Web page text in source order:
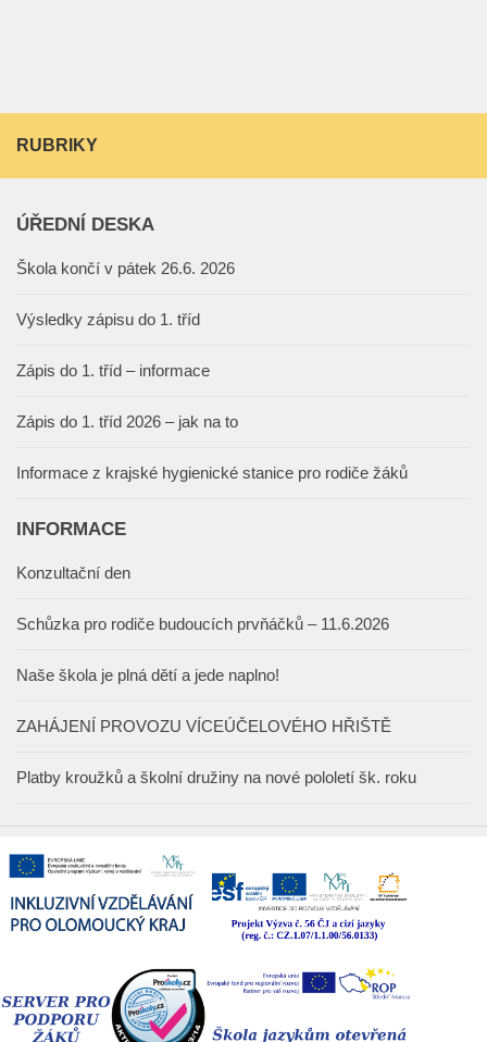
RUBRIKY
ÚŘEDNÍ DESKA
Škola končí v pátek 26.6. 2026
Výsledky zápisu do 1. tříd
Zápis do 1. tříd – informace
Zápis do 1. tříd 2026 – jak na to
Informace z krajské hygienické stanice pro rodiče žáků
INFORMACE
Konzultační den
Schůzka pro rodiče budoucích prvňáčků – 11.6.2026
Naše škola je plná dětí a jede naplno!
ZAHÁJENÍ PROVOZU VÍCEÚČELOVÉHO HŘIŠTĚ
Platby kroužků a školní družiny na nové pololetí šk. roku